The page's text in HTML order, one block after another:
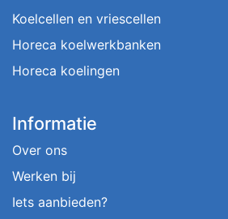
Koelcellen en vriescellen
Horeca koelwerkbanken
Horeca koelingen
Informatie
Over ons
Werken bij
Iets aanbieden?